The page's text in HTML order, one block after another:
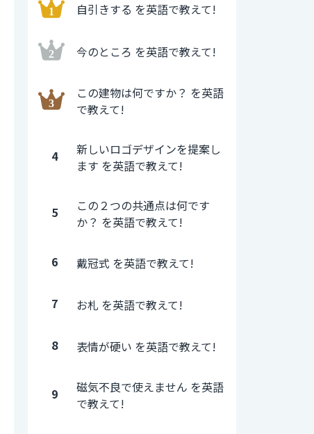
自引きする を英語で教えて!
今のところ を英語で教えて!
この建物は何ですか？ を英語
で教えて!
4
新しいロゴデザインを提案し
ます を英語で教えて!
5
この２つの共通点は何です
か？ を英語で教えて!
6 戴冠式 を英語で教えて!
7 お札 を英語で教えて!
8 表情が硬い を英語で教えて!
9
磁気不良で使えません を英語
で教えて!